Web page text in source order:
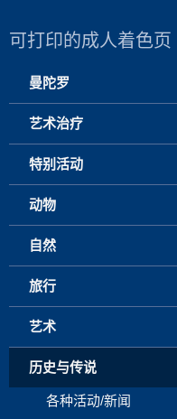
可打印的成人着色页
曼陀罗
艺术治疗
特别活动
动物
自然
旅行
艺术
历史与传说
各种活动/新闻